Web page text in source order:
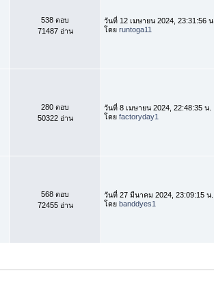
538 ตอบ
71487 อ่าน
วันที่ 12 เมษายน 2024, 23:31:56 น.
โดย runtoga11
280 ตอบ
50322 อ่าน
วันที่ 8 เมษายน 2024, 22:48:35 น.
โดย factoryday1
568 ตอบ
72455 อ่าน
วันที่ 27 มีนาคม 2024, 23:09:15 น.
โดย banddyes1